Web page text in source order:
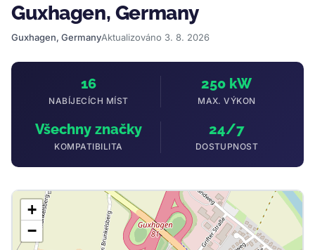
Guxhagen, Germany
Guxhagen, GermanyAktualizováno 3. 8. 2026
16
NABÍJECÍCH MÍST
250 kW
MAX. VÝKON
Všechny značky
KOMPATIBILITA
24/7
DOSTUPNOST
+
−